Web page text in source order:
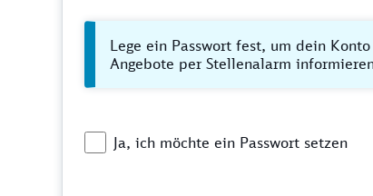
Lege ein Passwort fest, um dein
Angebote per Stellenalarm
Ja, ich möchte ein Passwort setzen